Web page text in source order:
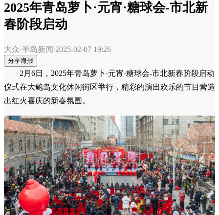
2025年青岛萝卜·元宵·糖球会-市北新
春阶段启动
大众·半岛新闻 2025-02-07 19:26
分享海报
2月6日，2025年青岛萝卜·元宵·糖球会-市北新春阶段启动
仪式在大鲍岛文化休闲街区举行，精彩的演出欢乐的节目营造
出红火喜庆的新春氛围。